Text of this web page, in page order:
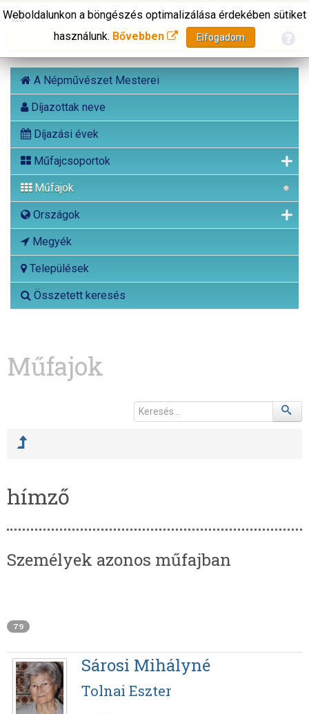
A Népművészet Mesterei
Díjazottak neve
Díjazási évek
Műfajcsoportok
Műfajok
Országok
Megyék
Települések
Összetett keresés
Weboldalunkon a böngészés optimalizálása érdekében sütiket
használunk. Bővebben Elfogadom
Műfajok
hímző
Személyek azonos műfajban
79
Sárosi Mihályné
Tolnai Eszter